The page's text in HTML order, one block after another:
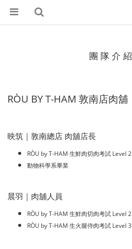
團 隊 介 紹
RÒU BY T-HAM 敦南店肉舖
映筑｜敦南總店 肉舖店長
RÒU by T-HAM 生鮮肉切肉考試 Level 2
動物科學系畢業
晨羽｜肉舖人員
RÒU by T-HAM 生鮮肉切肉考試 Level 2
RÒU by T-HAM 生火腿侍肉考試 Level 3